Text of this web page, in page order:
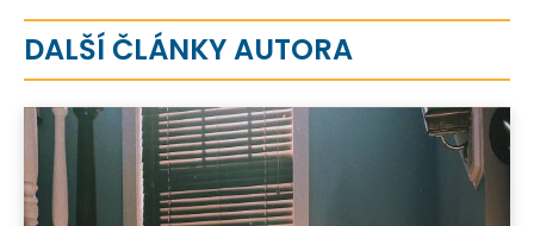
DALŠÍ ČLÁNKY AUTORA